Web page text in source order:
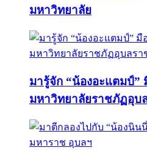
มหาวิทยาลัย
มารู้จัก “น้องอะแตมป์”
มหาวิทยาลัยราชภัฏอุบ